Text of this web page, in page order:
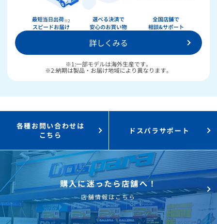
ドスパラ
36回まで無料！
新品のパーツ・周辺機器送料無料！
月額会員ならPC＋主要パーツ物損保証！
購入時のPC下取り3,000円値引き！
最短当日出荷※2
スピードお届け
選べる決済で
安心のお買い物
全国店舗で
相談&サポート
詳しくみる
※1:一部モデルは海外生産です。
※2:納期は製品・お届け地域により異なります。
各種お問い合わせは
こちら
ドスパラサポート
購入に迷ったら店舗へ！
店舗情報はこちら